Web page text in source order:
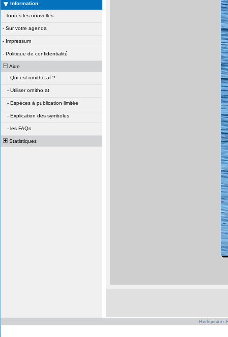
Information
- Toutes les nouvelles
- Sur votre agenda
- Impressum
- Politique de confidentialité
Aide
- Qui est ornitho.at ?
- Utiliser ornitho.at
- Espèces à publication limitée
- Explication des symboles
- les FAQs
Statistiques
Biolovision